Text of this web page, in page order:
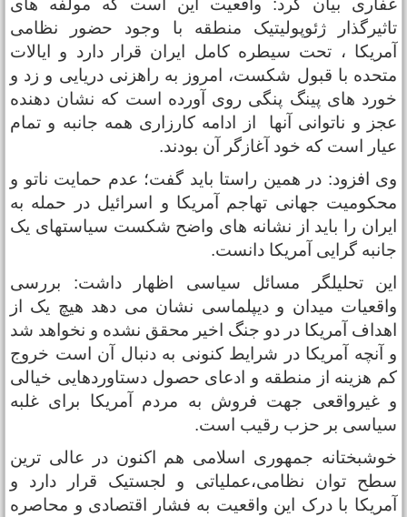
بیان کرد: واقعیت این است که مولفه های
ژئوپولیتیک منطقه با وجود حضور نظامی
، تحت سیطره کامل ایران قرار دارد و ایالات
با قبول شکست، امروز به راهزنی دریایی و زد و
های پینگ پنگی روی آورده است که نشان دهنده
و ناتوانی آنها از ادامه کارزاری همه جانبه و تمام
است که خود آغازگر آن بودند.
افزود: در همین راستا باید گفت؛ عدم حمایت ناتو و
جهانی تهاجم آمریکا و اسرائیل در حمله به
را باید از نشانه های واضح شکست سیاستهای یک
گرایی آمریکا دانست.
تحلیلگر مسائل سیاسی اظهار داشت: بررسی
میدان و دیپلماسی نشان می دهد هیچ یک از
آمریکا در دو جنگ اخیر محقق نشده و نخواهد شد
آنچه آمریکا در شرایط کنونی به دنبال آن است خروج
هزینه از منطقه و ادعای حصول دستاوردهایی خیالی
غیرواقعی جهت فروش به مردم آمریکا برای غلبه
بر حزب رقیب است.
جمهوری اسلامی هم اکنون در عالی ترین
توان نظامی،عملیاتی و لجستیک قرار دارد و
با درک این واقعیت به فشار اقتصادی و محاصره